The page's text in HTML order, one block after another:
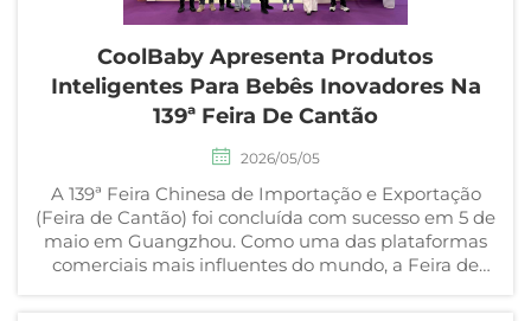
CoolBaby Apresenta Produtos
Inteligentes Para Bebês Inovadores Na
139ª Feira De Cantão
2026/05/05
A 139ª Feira Chinesa de Importação e Exportação
(Feira de Cantão) foi concluída com sucesso em 5 de
maio em Guangzhou. Como uma das plataformas
comerciais mais influentes do mundo, a Feira de